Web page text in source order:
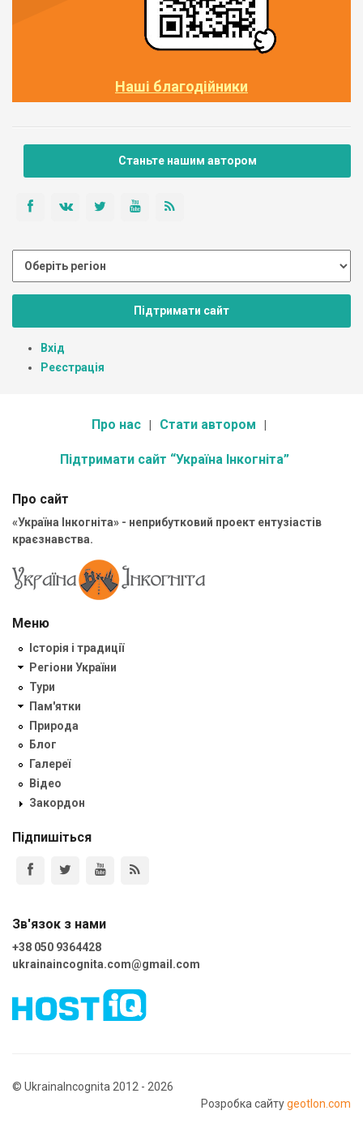
Наші благодійники
Станьте нашим автором
Підтримати сайт
Вхід
Реєстрація
Про нас Стати автором
Підтримати сайт “Україна Інкогніта”
Про сайт
«Україна Інкогніта» - неприбутковий проект ентузіастів
краєзнавства.
Меню
Історія і традиції
Регіони України
Тури
Пам'ятки
Природа
Блог
Галереї
Відео
Закордон
Підпишіться
Зв'язок з нами
+38 050 9364428
ukrainaincognita.com@gmail.com
© UkrainaIncognita 2012 - 2026
Розробка сайтуgeotlon.com